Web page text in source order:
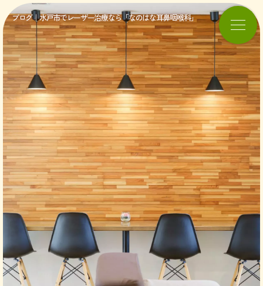
ブログ｜水戸市でレーザー治療なら「なのはな耳鼻咽喉科」